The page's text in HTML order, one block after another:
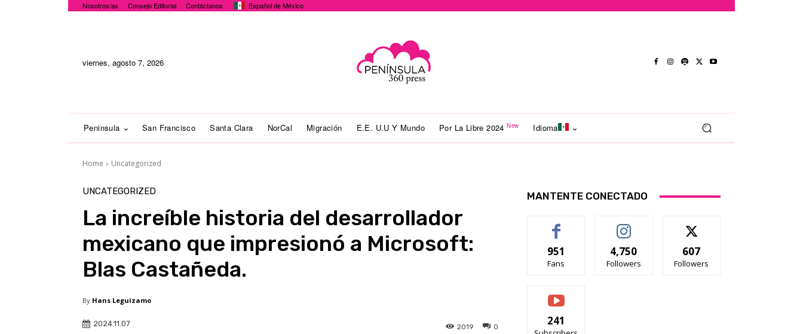
Nosotros/as Consejo Editorial Contáctanos Español de México
viernes, agosto 7, 2026
Peninsula San Francisco Santa Clara NorCal Migración E.E. U.U Y Mundo Por La Libre 2024New Idioma
Home Uncategorized
UNCATEGORIZED
La increíble historia del desarrollador
mexicano que impresionó a Microsoft:
Blas Castañeda.
By Hans Leguízamo
2024.11.07 0
2019
MANTENTE CONECTADO
951
Fans
4,750
Followers
607
Followers
241